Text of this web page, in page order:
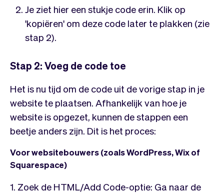
Je ziet hier een stukje code erin. Klik op
'kopiëren' om deze code later te plakken (zie
stap 2).
Stap 2: Voeg de code toe
Het is nu tijd om de code uit de vorige stap in je
website te plaatsen. Afhankelijk van hoe je
website is opgezet, kunnen de stappen een
beetje anders zijn. Dit is het proces:
Voor websitebouwers (zoals WordPress, Wix of
Squarespace)
1. Zoek de HTML/Add Code-optie: Ga naar de